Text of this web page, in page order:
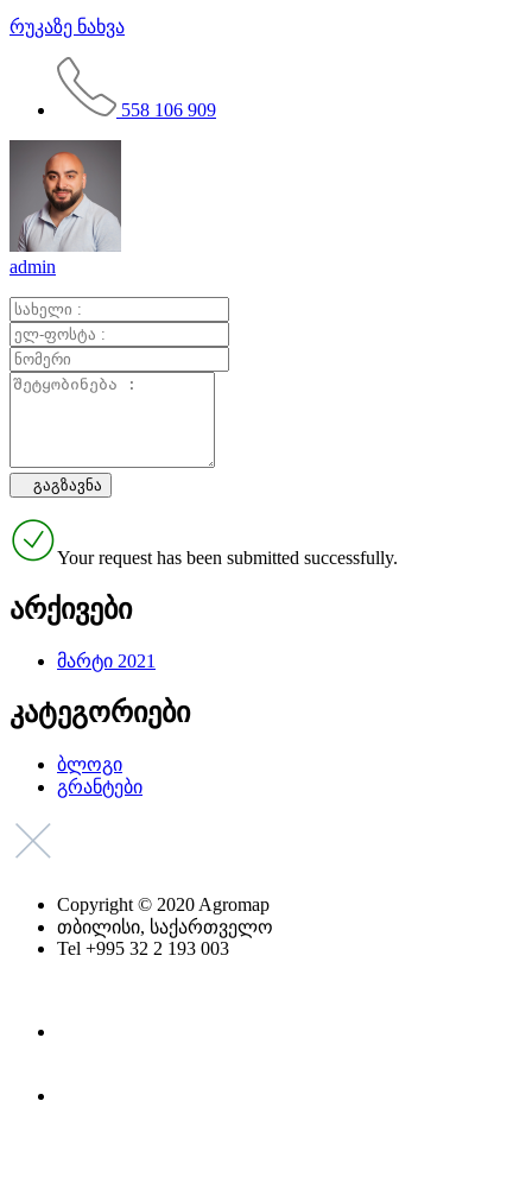
რუკაზე ნახვა
558 106 909
admin
Your request has been submitted successfully.
არქივები
მარტი 2021
კატეგორიები
ბლოგი
გრანტები
Copyright © 2020 Agromap
თბილისი, საქართველო
Tel +995 32 2 193 003